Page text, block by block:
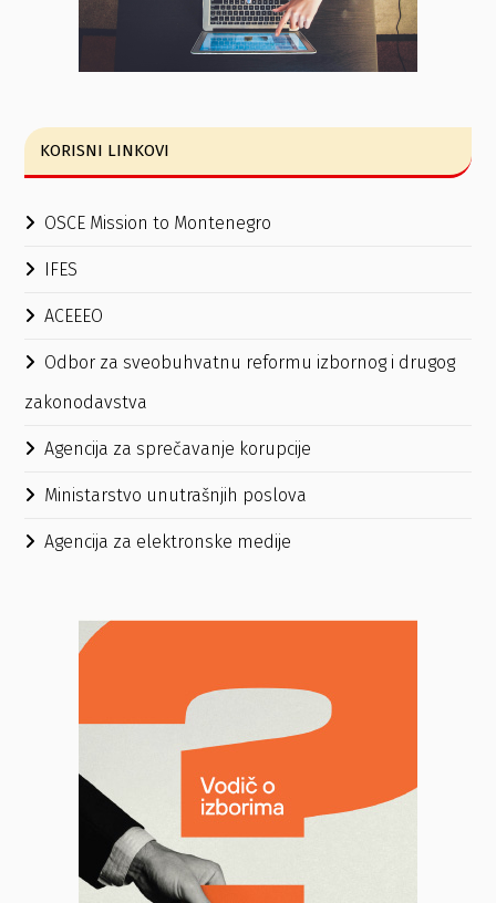
KORISNI LINKOVI
OSCE Mission to Montenegro
IFES
ACEEEO
Odbor za sveobuhvatnu reformu izbornog i drugog
zakonodavstva
Agencija za sprečavanje korupcije
Ministarstvo unutrašnjih poslova
Agencija za elektronske medije